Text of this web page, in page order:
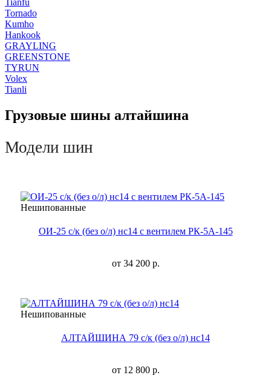
Tianfu
Tornado
Kumho
Hankook
GRAYLING
GREENSTONE
TYRUN
Volex
Tianli
Грузовые шины алтайшина
Модели шин
Нешипованные
ОИ-25 с/к (без о/л) нс14 с вентилем РК-5А-145
от 34 200р.
Нешипованные
АЛТАЙШИНА 79 с/к (без о/л) нс14
от 12 800р.